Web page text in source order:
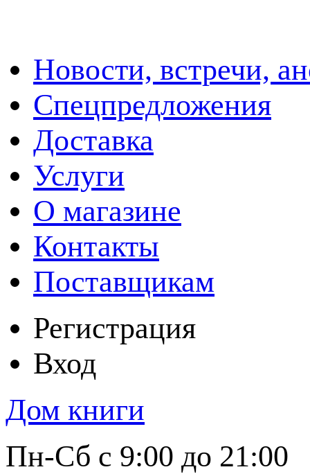
Новости, встречи,
Спецпредложения
Доставка
Услуги
О магазине
Контакты
Поставщикам
Регистрация
Вход
Дом книги
Пн-Сб с 9:00 до 21:00